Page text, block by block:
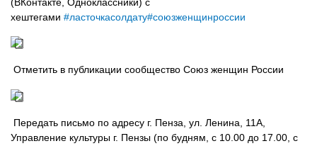
хештегами #ласточкасолдату#союзженщинроссии
Отметить в публикации сообщество Союз женщин России
Передать письмо по адресу г. Пенза, ул. Ленина, 11А,
Управление культуры г. Пензы (по будням, с 10.00 до 17.00, с